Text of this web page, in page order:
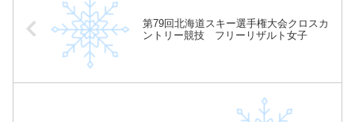
第79回北海道スキー選手権大会クロスカ
ントリー競技 フリーリザルト女子